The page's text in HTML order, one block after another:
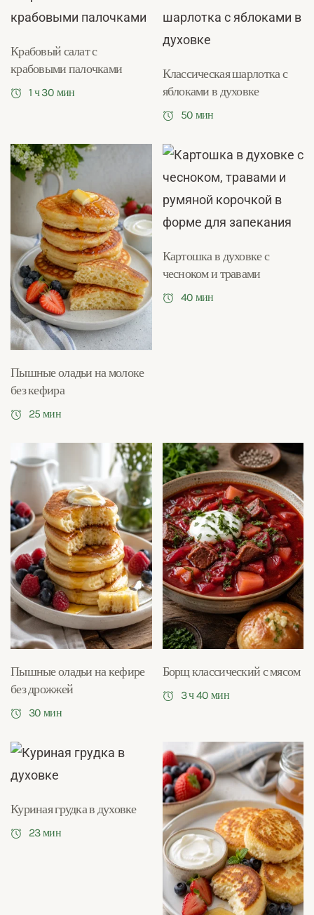
Крабовый салат с
крабовыми палочками
1 ч 30 мин
Классическая шарлотка с
яблоками в духовке
50 мин
Пышные оладьи на молоке
без кефира
25 мин
Картошка в духовке с
чесноком и травами
40 мин
Пышные оладьи на кефире
без дрожжей
30 мин
Борщ классический с мясом
3 ч 40 мин
Куриная грудка в духовке
23 мин